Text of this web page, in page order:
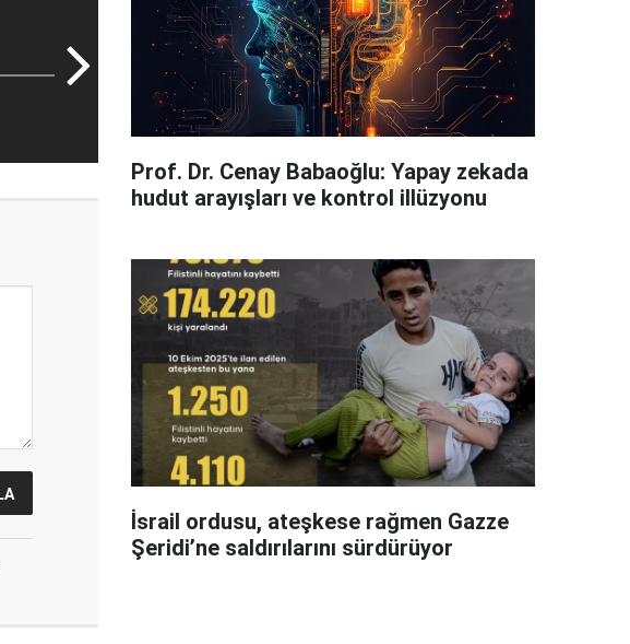
Prof. Dr. Cenay Babaoğlu: Yapay zekada
hudut arayışları ve kontrol illüzyonu
İsrail ordusu, ateşkese rağmen Gazze
Şeridi’ne saldırılarını sürdürüyor